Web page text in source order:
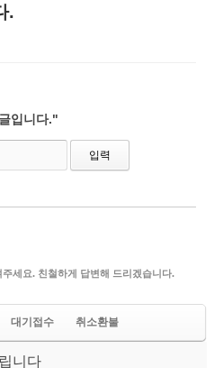
.
입니다."
세요. 친철하게 답변해 드리겠습니다.
대기접수 취소환불
니다